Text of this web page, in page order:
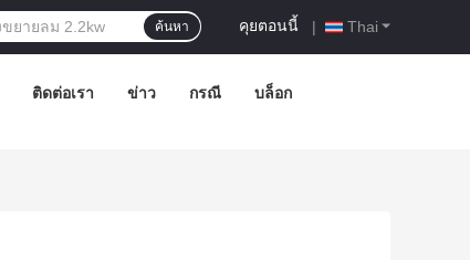
Thai
คุยตอนนี้ |
ค้นหา
ติดต่อเรา ข่าว กรณี บล็อก